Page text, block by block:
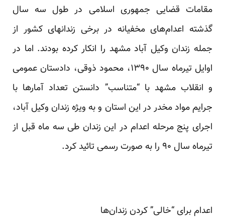
مقامات قضایی جمهوری اسلامی در طول سه سال
گذشته اعدام‌های مخفیانه در برخی زندانهای کشور از
جمله زندان وکیل آباد مشهد را انکار کرده‌ بودند. اما در
اوایل تیرماه سال ۱۳۹۰، محمود ذوقی، دادستان عمومی
و انقلاب مشهد با “متناسب” دانستن تعداد آمار‌ها با
جرایم مواد مخدر در این استان و به ویژه زندان وکیل آباد،
اجرای پنج مرحله اعدام در این زندان طی سه ماه قبل از
تیرماه سال ۹۰ را به صورت رسمی تائید کرد.
اعدام برای “خالی” کردن زندان‌ها